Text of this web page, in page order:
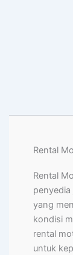
Rental
Rental
yang
kondisi
rental
untuk